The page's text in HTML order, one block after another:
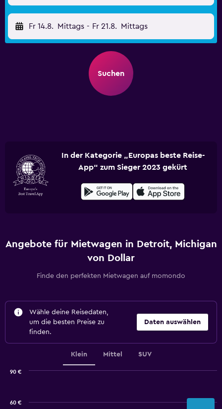
Fr 14.8. Mittags - Fr 21.8. Mittags
Suchen
In der Kategorie „Europas beste Reise-
App“ zum Sieger 2023 gekürt
Angebote für Mietwagen in Detroit, Michigan
von Dollar
Finde den perfekten Mietwagen auf momondo
Wähle deine Reisedaten,
um die besten Preise zu
finden.
Daten auswählen
Klein Mittel SUV
60 €
90 €